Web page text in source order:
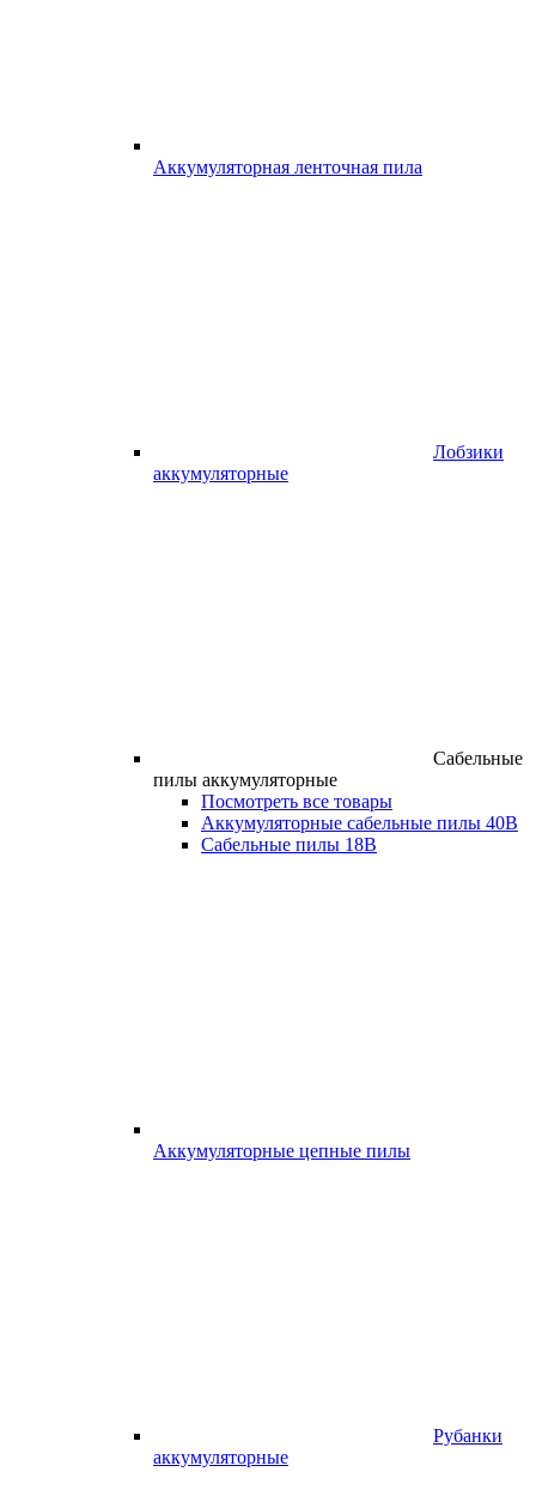
Аккумуляторная ленточная пила
Лобзики
аккумуляторные
Сабельные
пилы аккумуляторные
Посмотреть все товары
Аккумуляторные сабельные пилы 40В
Сабельные пилы 18В
Аккумуляторные цепные пилы
Рубанки
аккумуляторные